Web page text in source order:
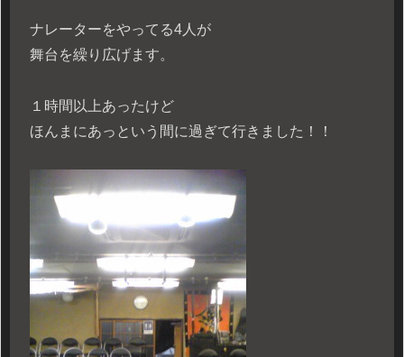
ナレーターをやってる4人が
舞台を繰り広げます。
１時間以上あったけど
ほんまにあっという間に過ぎて行きました！！